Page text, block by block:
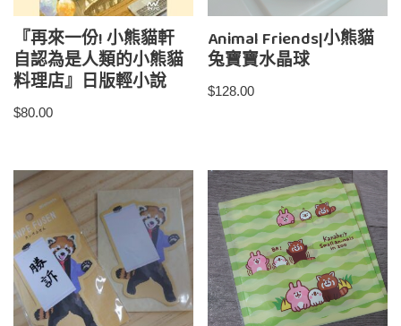
『再來一份! 小熊貓軒
自認為是人類的小熊貓
料理店』日版輕小說
$80.00
Animal Friends|小熊貓
兔寶寶水晶球
$128.00